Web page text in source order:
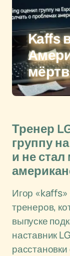
Kaffs
Тренер
группу
и не
Игор «kaffs»
тренеров,
выпуске
наставник